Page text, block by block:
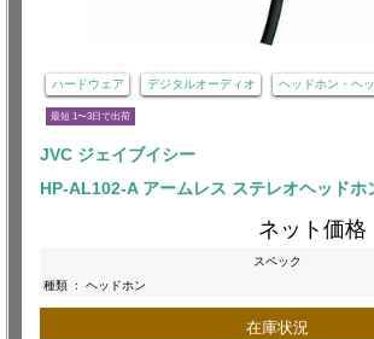
ハードウェア デジタルオーディオ ヘッドホン・ヘ
最短 1〜3日で出荷
JVC ジェイブイシー
HP-AL102-A アームレス ステレオヘッドホ
ネット価格
スペック
種類 : ヘッドホン
在庫状況